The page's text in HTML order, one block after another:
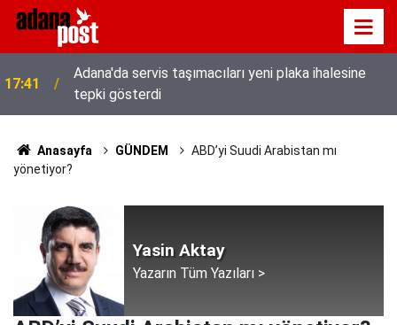
17:41
Adana'da servis taşımacıları yeni plaka ihalesine
tepki gösterdi
Anasayfa GÜNDEM
ABD’yi Suudi Arabistan mı
yönetiyor?
Yasin Aktay
Yazarın Tüm Yazıları >